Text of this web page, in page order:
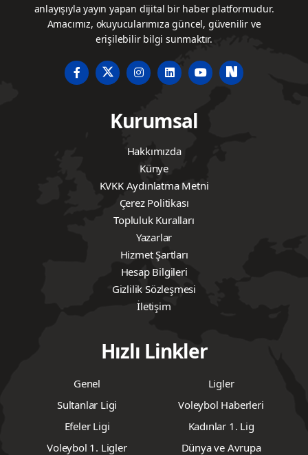
anlayışıyla yayın yapan dijital bir haber platformudur.
Amacımız, okuyucularımıza güncel, güvenilir ve
erişilebilir bilgi sunmaktır.
Kurumsal
Hakkımızda
Künye
KVKK Aydınlatma Metni
Çerez Politikası
Topluluk Kuralları
Yazarlar
Hizmet Şartları
Hesap Bilgileri
Gizlilik Sözleşmesi
İletişim
Hızlı Linkler
Genel
Ligler
Sultanlar Ligi
Voleybol Haberleri
Efeler Ligi
Kadınlar 1. Lig
Voleybol 1. Ligler
Dünya ve Avrupa